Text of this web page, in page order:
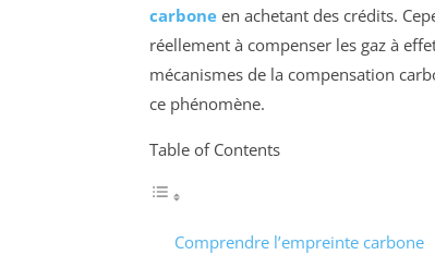
carbone en achetant des crédits.
réellement à compenser les gaz à
mécanismes de la compensation
ce phénomène.
Table of Contents
Comprendre l’empreinte carbone